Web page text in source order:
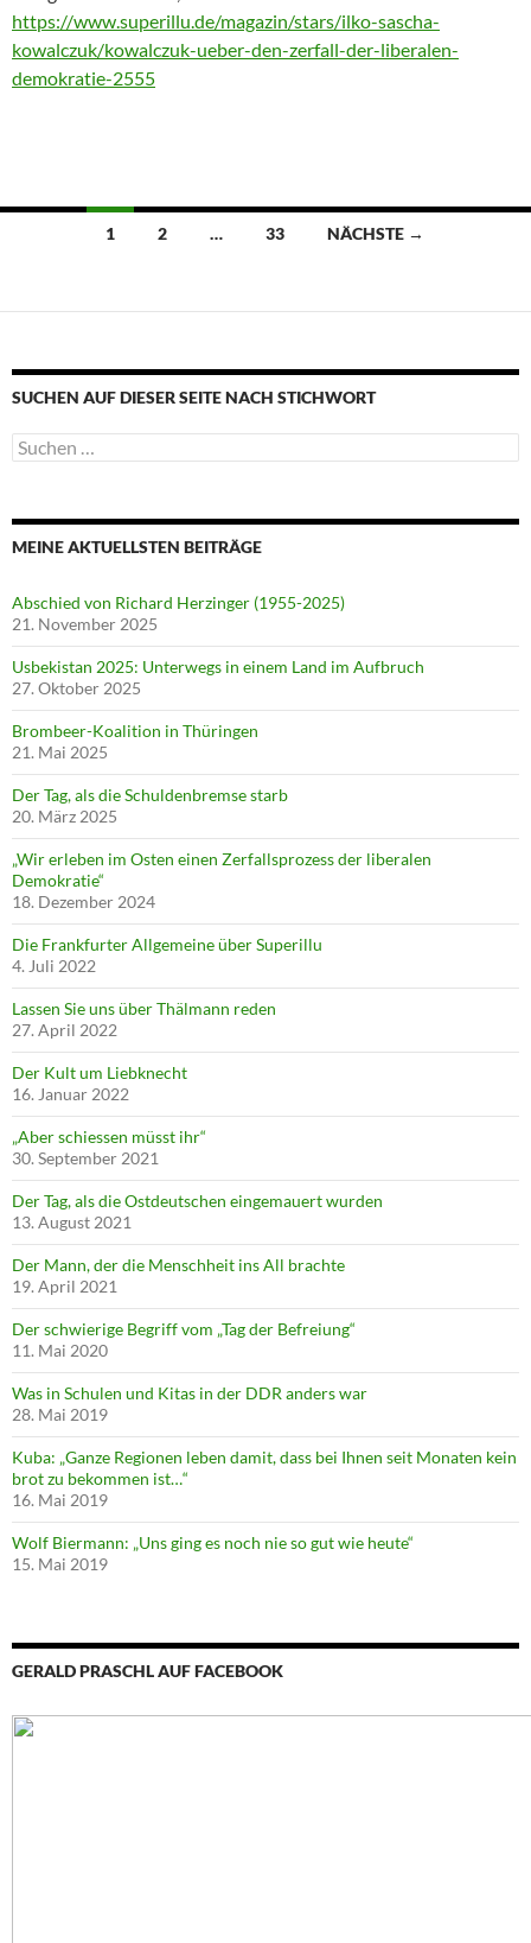
https://www.superillu.de/magazin/stars/ilko-sascha-
kowalczuk/kowalczuk-ueber-den-zerfall-der-liberalen-
demokratie-2555
Beitragsnavigation
1 2 … 33 NÄCHSTE →
SUCHEN AUF DIESER SEITE NACH STICHWORT
Suche
nach:
MEINE AKTUELLSTEN BEITRÄGE
Abschied von Richard Herzinger (1955-2025)
21. November 2025
Usbekistan 2025: Unterwegs in einem Land im Aufbruch
27. Oktober 2025
Brombeer-Koalition in Thüringen
21. Mai 2025
Der Tag, als die Schuldenbremse starb
20. März 2025
„Wir erleben im Osten einen Zerfallsprozess der liberalen
Demokratie“
18. Dezember 2024
Die Frankfurter Allgemeine über Superillu
4. Juli 2022
Lassen Sie uns über Thälmann reden
27. April 2022
Der Kult um Liebknecht
16. Januar 2022
„Aber schiessen müsst ihr“
30. September 2021
Der Tag, als die Ostdeutschen eingemauert wurden
13. August 2021
Der Mann, der die Menschheit ins All brachte
19. April 2021
Der schwierige Begriff vom „Tag der Befreiung“
11. Mai 2020
Was in Schulen und Kitas in der DDR anders war
28. Mai 2019
Kuba: „Ganze Regionen leben damit, dass bei Ihnen seit Monaten kein
brot zu bekommen ist…“
16. Mai 2019
Wolf Biermann: „Uns ging es noch nie so gut wie heute“
15. Mai 2019
GERALD PRASCHL AUF FACEBOOK